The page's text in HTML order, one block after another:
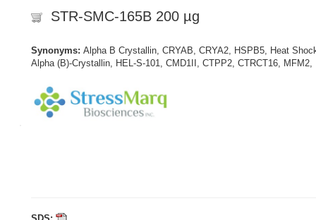
STR-SMC-165B 200 µg
Synonyms: Alpha B Crystallin, CRYAB, CRYA2, HSPB5, Heat
Alpha (B)-Crystallin, HEL-S-101, CMD1II, CTPP2, CTRCT16,